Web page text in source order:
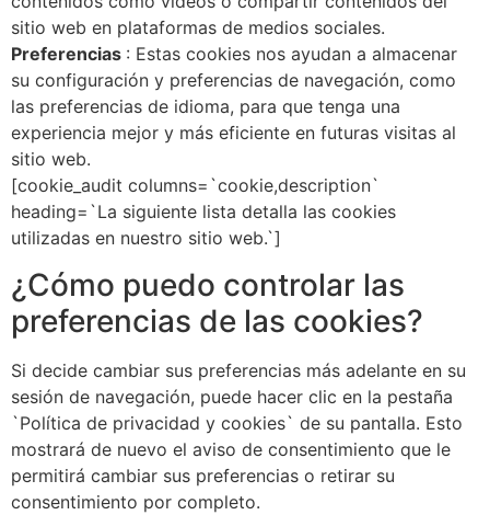
sitio web en plataformas de medios sociales.
Preferencias : Estas cookies nos ayudan a almacenar
su configuración y preferencias de navegación, como
las preferencias de idioma, para que tenga una
experiencia mejor y más eficiente en futuras visitas al
sitio web.
[cookie_audit columns=`cookie,description`
heading=`La siguiente lista detalla las cookies
utilizadas en nuestro sitio web.`]
¿Cómo puedo controlar las
preferencias de las cookies?
Si decide cambiar sus preferencias más adelante en su
sesión de navegación, puede hacer clic en la pestaña
`Política de privacidad y cookies` de su pantalla. Esto
mostrará de nuevo el aviso de consentimiento que le
permitirá cambiar sus preferencias o retirar su
consentimiento por completo.